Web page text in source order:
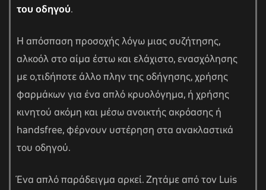
του οδηγού.
Η απόσπαση προσοχής λόγω μιας συζήτησης,
αλκοόλ στο αίμα έστω και ελάχιστο, ενασχόλησης
με ο,τιδήποτε άλλο πλην της οδήγησης, χρήσης
φαρμάκων για ένα απλό κρυολόγημα, ή χρήσης
κινητού ακόμη και μέσω ανοικτής ακρόασης ή
handsfree, φέρνουν υστέρηση στα ανακλαστικά
του οδηγού.
Ένα απλό παράδειγμα αρκεί. Ζητάμε από τον Luis
στο